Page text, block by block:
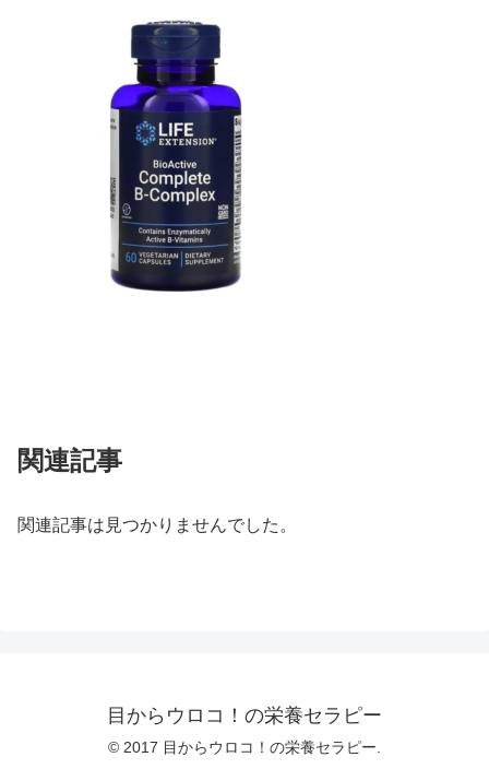
関連記事
関連記事は見つかりませんでした。
目からウロコ！の栄養セラピー
© 2017 目からウロコ！の栄養セラピー.